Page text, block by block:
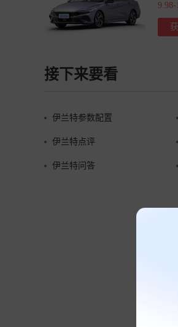
9.98-
接下来要看
伊兰特参数配置
伊兰特点评
伊兰特问答